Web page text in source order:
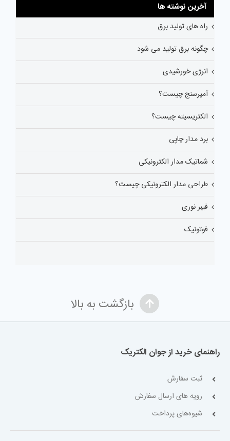
آخرین نوشته ها
راه های تولید برق
چگونه برق تولید می شود
انرژی خورشیدی
آمپرسنج چیست؟
الکتریسیته چیست؟
برد مدار چاپی
شماتیک مدار الکترونیکی
طراحی مدار الکترونیکی چیست؟
فیبر نوری
فوتونیک
بازگشت به بالا
راهنمای خرید از جوان الکتریک
ثبت سفارش
رویه های ارسال سفارش
شیوه‌های پرداخت